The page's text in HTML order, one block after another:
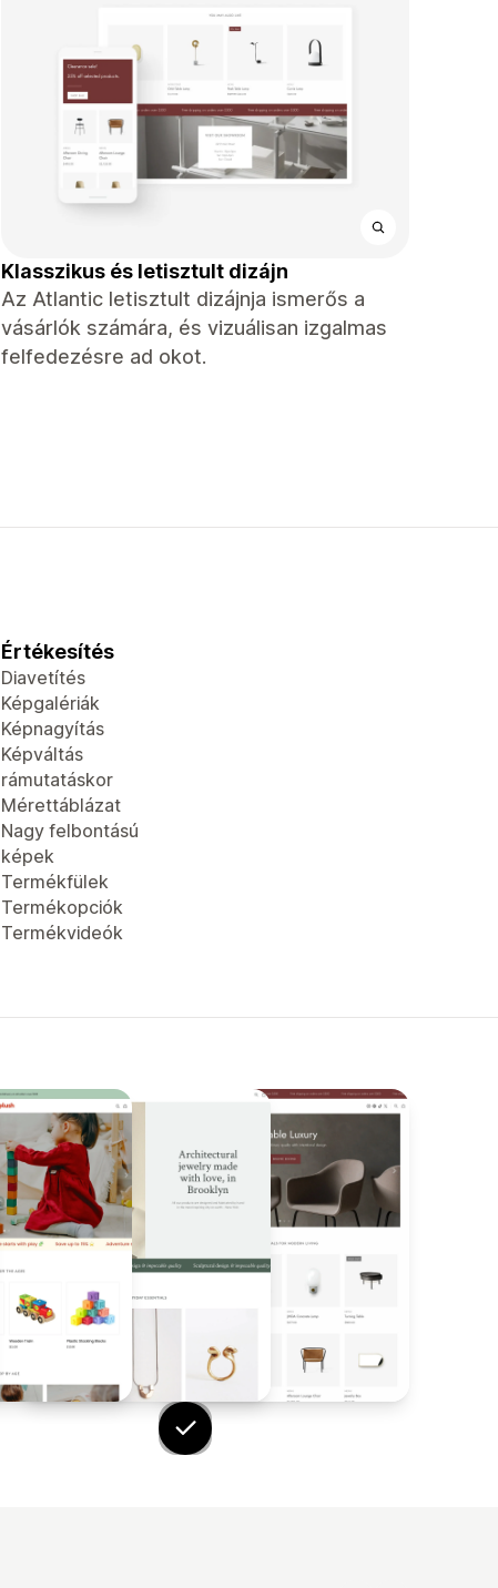
Klasszikus és letisztult dizájn
Az Atlantic letisztult dizájnja ismerős a
vásárlók számára, és vizuálisan izgalmas
felfedezésre ad okot.
Értékesítés
Diavetítés
Képgalériák
Képnagyítás
Képváltás
rámutatáskor
Mérettáblázat
Nagy felbontású
képek
Termékfülek
Termékopciók
Termékvideók